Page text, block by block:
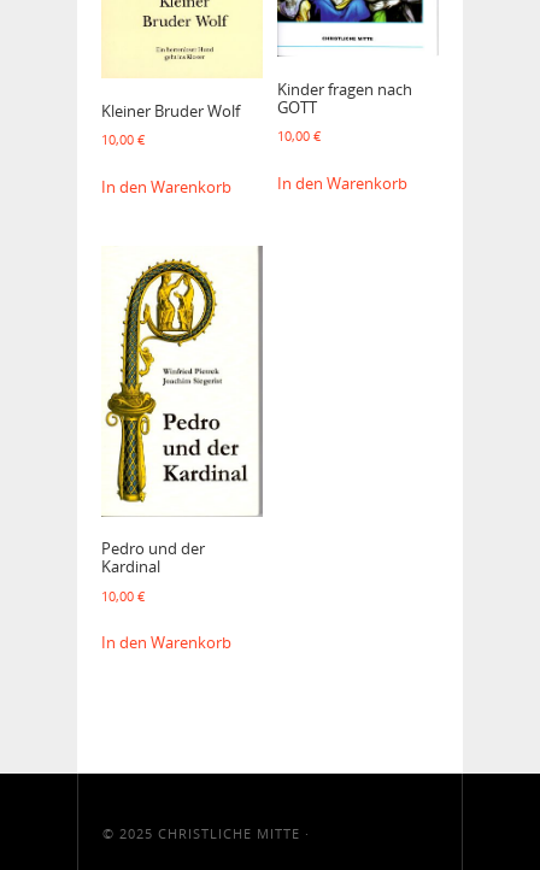
Kleiner Bruder Wolf
10,00 €
In den Warenkorb
Kinder fragen nach
GOTT
10,00 €
In den Warenkorb
Pedro und der
Kardinal
10,00 €
In den Warenkorb
© 2025 CHRISTLICHE MITTE ·